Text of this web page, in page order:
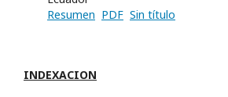
Resumen PDF Sin título
INDEXACION